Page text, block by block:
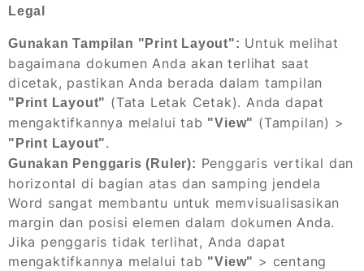
Legal
Gunakan Tampilan "Print Layout": Untuk melihat
bagaimana dokumen Anda akan terlihat saat
dicetak, pastikan Anda berada dalam tampilan
"Print Layout" (Tata Letak Cetak). Anda dapat
mengaktifkannya melalui tab "View" (Tampilan) >
"Print Layout".
Gunakan Penggaris (Ruler): Penggaris vertikal dan
horizontal di bagian atas dan samping jendela
Word sangat membantu untuk memvisualisasikan
margin dan posisi elemen dalam dokumen Anda.
Jika penggaris tidak terlihat, Anda dapat
mengaktifkannya melalui tab "View" > centang